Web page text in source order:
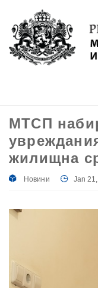
Моля,
обърнете
със
система
МТСП
жилищна
Новини Jan